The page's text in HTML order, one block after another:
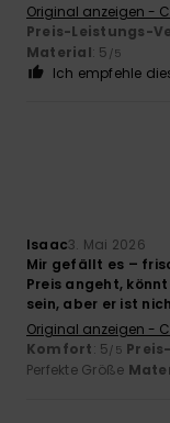
Original anzeigen -
Preis-Leistungs-
Material: 5 /5
Ich empfehle
Isaac3. Mai 2026
Mir gefällt es –
Preis angeht,
sein, aber er ist
Original anzeigen -
Komfort: 5/5
Perfekte Größe